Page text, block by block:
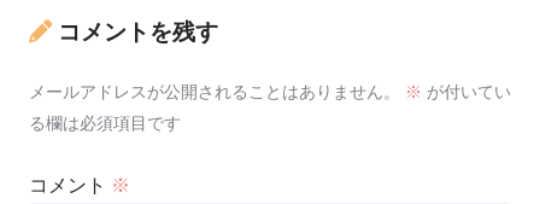
コメントを残す
メールアドレスが公開されることはありません。 ※ が付いてい
る欄は必須項目です
コメント ※